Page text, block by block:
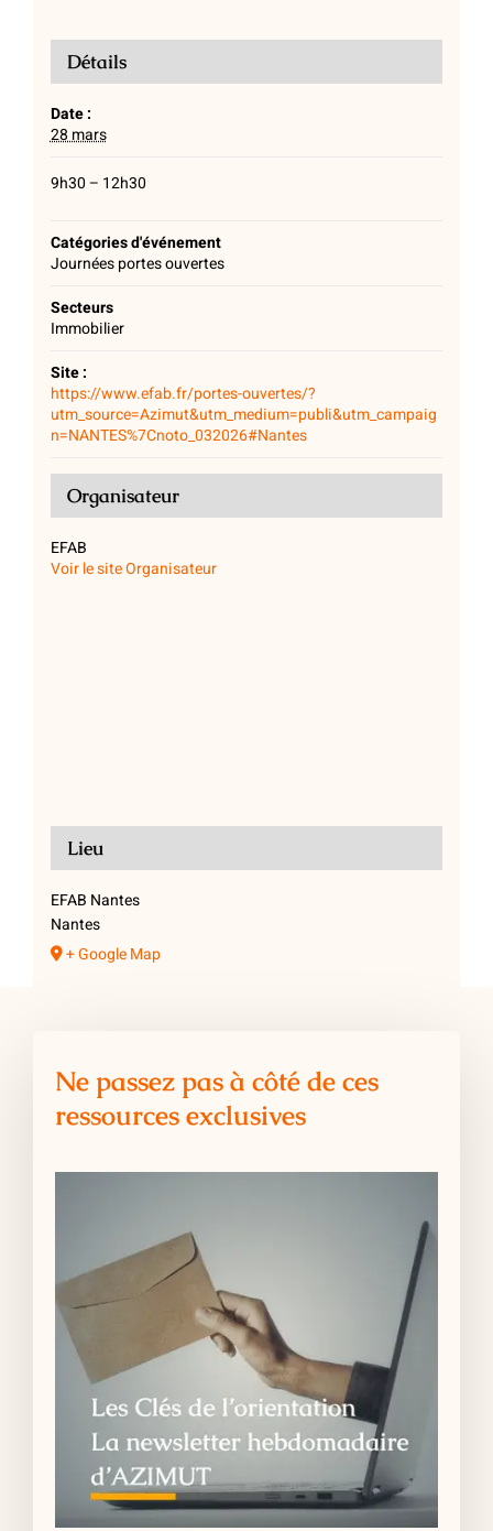
Détails
Date :
28 mars
9h30 – 12h30
Catégories d'événement
Journées portes ouvertes
Secteurs
Immobilier
Site :
https://www.efab.fr/portes-ouvertes/?
utm_source=Azimut&utm_medium=publi&utm_campaig
n=NANTES%7Cnoto_032026#Nantes
Organisateur
EFAB
Voir le site Organisateur
Lieu
EFAB Nantes
Nantes
+ Google Map
Ne passez pas à côté de ces
ressources exclusives